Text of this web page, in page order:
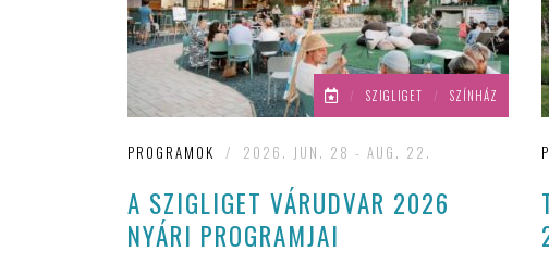
/ SZIGLIGET / SZÍNHÁZ
PROGRAMOK / 2026. JUN. 28 - AUG. 22.
A SZIGLIGET VÁRUDVAR 2026
NYÁRI PROGRAMJAI